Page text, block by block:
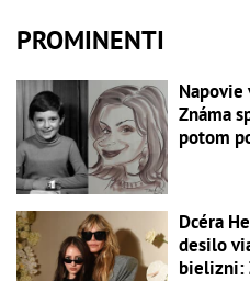
PROMINENTI
Napovie
Známa
potom
Dcéra
desilo
bielizni: